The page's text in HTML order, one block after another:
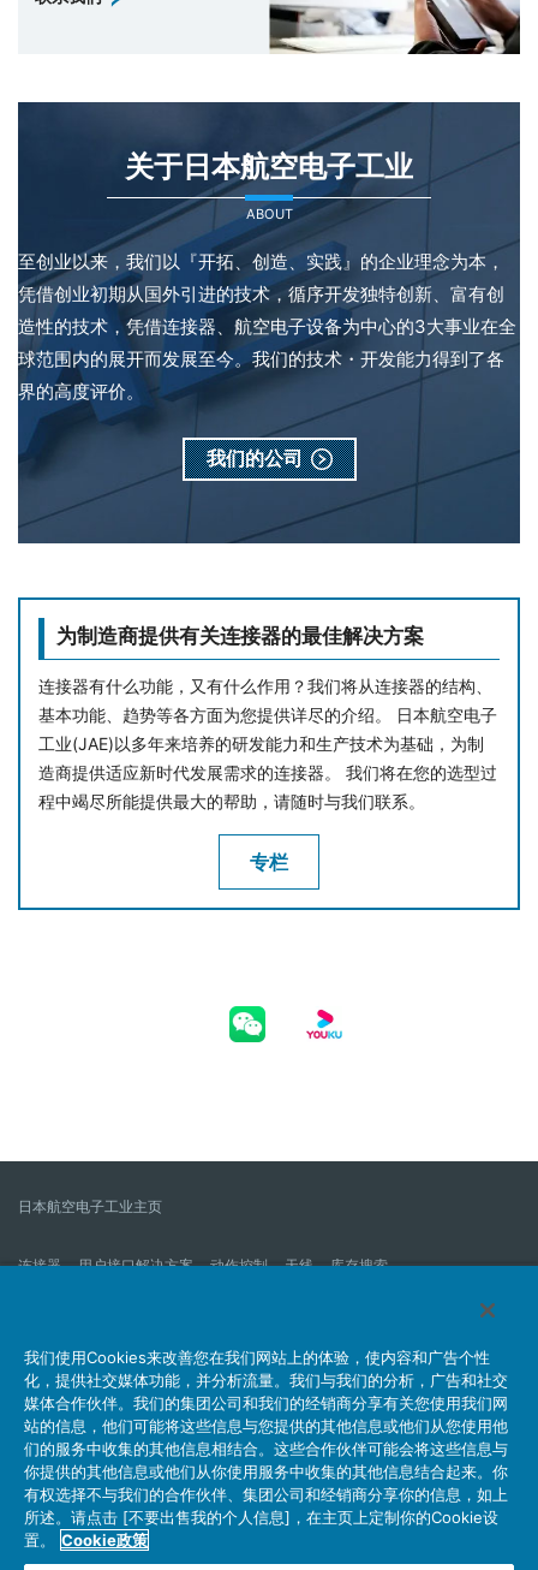
关于日本航空电子工业
ABOUT
至创业以来，我们以『开拓、创造、实践』的企业理念为本，
凭借创业初期从国外引进的技术，循序开发独特创新、富有创
造性的技术，凭借连接器、航空电子设备为中心的3大事业在全
球范围内的展开而发展至今。我们的技术・开发能力得到了各
界的高度评价。
我们的公司
为制造商提供有关连接器的最佳解决方案
连接器有什么功能，又有什么作用？我们将从连接器的结构、
基本功能、趋势等各方面为您提供详尽的介绍。 日本航空电子
工业(JAE)以多年来培养的研发能力和生产技术为基础，为制
造商提供适应新时代发展需求的连接器。 我们将在您的选型过
程中竭尽所能提供最大的帮助，请随时与我们联系。
专栏
日本航空电子工业主页
连接器 用户接口解决方案 动作控制 天线 库存搜索
我们的公司 企业社会责任 IR消息 公司新到信息列表
产品信息新的列表
网站地图
联系我们
个人信息保护方针 JAE Cookie政策
关于利用本网站
社交媒体官方账号运营方针
我们使用Cookies来改善您在我们网站上的体验，使内容和广告个性
化，提供社交媒体功能，并分析流量。我们与我们的分析，广告和社交
媒体合作伙伴。我们的集团公司和我们的经销商分享有关您使用我们网
站的信息，他们可能将这些信息与您提供的其他信息或他们从您使用他
们的服务中收集的其他信息相结合。这些合作伙伴可能会将这些信息与
你提供的其他信息或他们从你使用服务中收集的其他信息结合起来。你
有权选择不与我们的合作伙伴、集团公司和经销商分享你的信息，如上
所述。请点击 [不要出售我的个人信息]，在主页上定制你的Cookie设
置。
Cookie政策